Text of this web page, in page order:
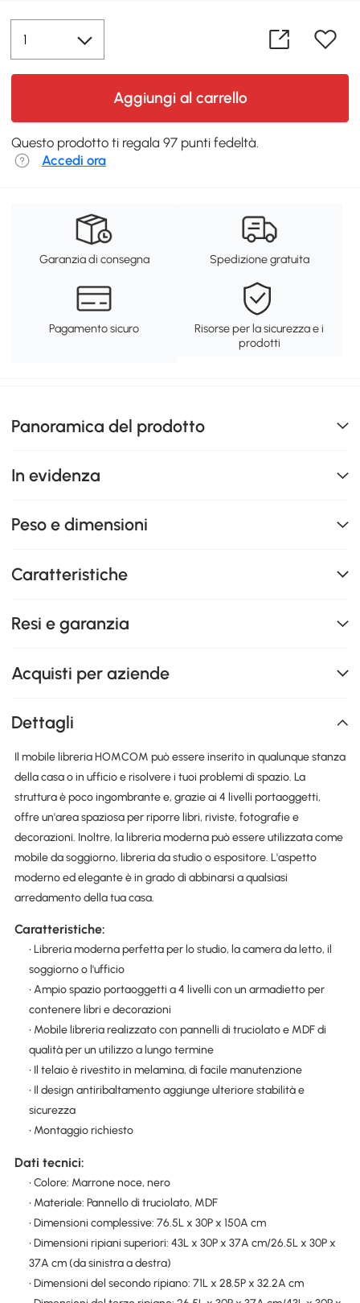
Aggiungi al carrello
Questo prodotto ti regala 97 punti fedeltà.
Accedi ora
Garanzia di consegna Spedizione gratuita
Pagamento sicuro
Risorse per la sicurezza e i
prodotti
Panoramica del prodotto
In evidenza
Peso e dimensioni
Caratteristiche
Resi e garanzia
Acquisti per aziende
Dettagli
Il mobile libreria HOMCOM può essere inserito in qualunque stanza
della casa o in ufficio e risolvere i tuoi problemi di spazio. La
struttura è poco ingombrante e, grazie ai 4 livelli portaoggetti,
offre un'area spaziosa per riporre libri, riviste, fotografie e
decorazioni. Inoltre, la libreria moderna può essere utilizzata come
mobile da soggiorno, libreria da studio o espositore. L'aspetto
moderno ed elegante è in grado di abbinarsi a qualsiasi
arredamento della tua casa.
Caratteristiche:
• Libreria moderna perfetta per lo studio, la camera da letto, il
soggiorno o l'ufficio
• Ampio spazio portaoggetti a 4 livelli con un armadietto per
contenere libri e decorazioni
• Mobile libreria realizzato con pannelli di truciolato e MDF di
qualità per un utilizzo a lungo termine
• Il telaio è rivestito in melamina, di facile manutenzione
• Il design antiribaltamento aggiunge ulteriore stabilità e
sicurezza
• Montaggio richiesto
Dati tecnici:
• Colore: Marrone noce, nero
• Materiale: Pannello di truciolato, MDF
• Dimensioni complessive: 76.5L x 30P x 150A cm
• Dimensioni ripiani superiori: 43L x 30P x 37A cm/26.5L x 30P x
37A cm (da sinistra a destra)
• Dimensioni del secondo ripiano: 71L x 28.5P x 32.2A cm